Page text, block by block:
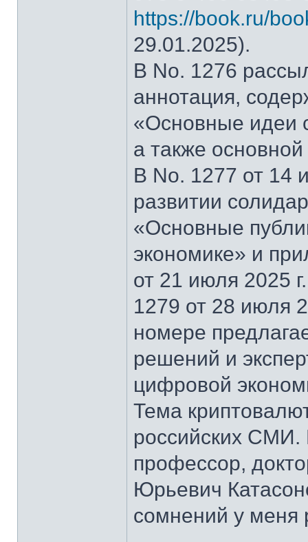
https://book.ru/
29.01.2025).
В No. 1276
аннотация,
«Основные идеи
а также
В No. 1277 от 14
развитии
«Основные
экономике» и
от 21 июля 2025
1279 от 28 июля
номере
решений и
цифровой
Тема
российских СМИ.
профессор,
Юрьевич
сомнений у меня